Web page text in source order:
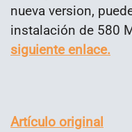
nueva version,
instalación de 580
siguiente enlace.
Artículo original